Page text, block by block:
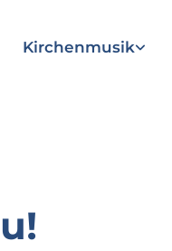
Kirchenmusik